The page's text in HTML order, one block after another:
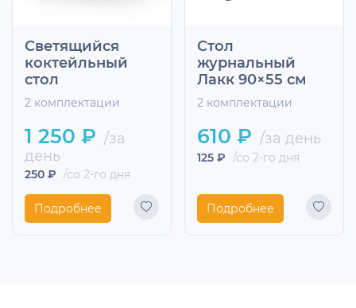
Светящийся
коктейльный
стол
2 комплектации
1 250 ₽ /за
день
250 ₽ /со 2-го дня
Подробнее
Стол
журнальный
Лакк 90×55 см
2 комплектации
610 ₽ /за день
125 ₽ /со 2-го дня
Подробнее